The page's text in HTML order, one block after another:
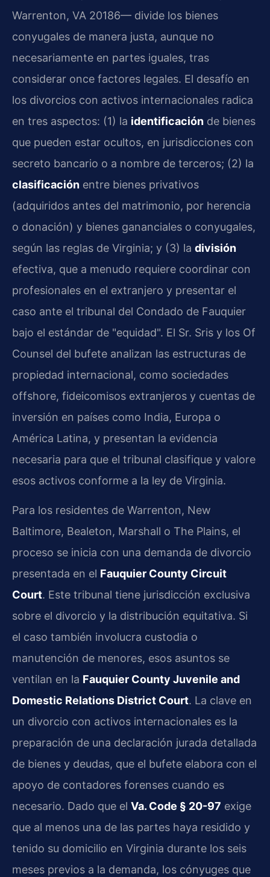
Warrenton, VA 20186— divide los bienes
conyugales de manera justa, aunque no
necesariamente en partes iguales, tras
considerar once factores legales. El desafío en
los divorcios con activos internacionales radica
en tres aspectos: (1) la identificación de bienes
que pueden estar ocultos, en jurisdicciones con
secreto bancario o a nombre de terceros; (2) la
clasificación entre bienes privativos
(adquiridos antes del matrimonio, por herencia
o donación) y bienes gananciales o conyugales,
según las reglas de Virginia; y (3) la división
efectiva, que a menudo requiere coordinar con
profesionales en el extranjero y presentar el
caso ante el tribunal del Condado de Fauquier
bajo el estándar de "equidad". El Sr. Sris y los Of
Counsel del bufete analizan las estructuras de
propiedad internacional, como sociedades
offshore, fideicomisos extranjeros y cuentas de
inversión en países como India, Europa o
América Latina, y presentan la evidencia
necesaria para que el tribunal clasifique y valore
esos activos conforme a la ley de Virginia.
Para los residentes de Warrenton, New
Baltimore, Bealeton, Marshall o The Plains, el
proceso se inicia con una demanda de divorcio
presentada en el Fauquier County Circuit
Court. Este tribunal tiene jurisdicción exclusiva
sobre el divorcio y la distribución equitativa. Si
el caso también involucra custodia o
manutención de menores, esos asuntos se
ventilan en la Fauquier County Juvenile and
Domestic Relations District Court. La clave en
un divorcio con activos internacionales es la
preparación de una declaración jurada detallada
de bienes y deudas, que el bufete elabora con el
apoyo de contadores forenses cuando es
necesario. Dado que el Va. Code § 20-97 exige
que al menos una de las partes haya residido y
tenido su domicilio en Virginia durante los seis
meses previos a la demanda, los cónyuges que